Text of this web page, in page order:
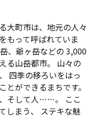
大町市は、地元の人々
もって呼ばれていま
、爺ヶ岳などの 3,000
る山岳都市。 山々の
四季の移ろいをはっ
とができるまちです。
そして人……。 ここ
しまう、 ステキな魅